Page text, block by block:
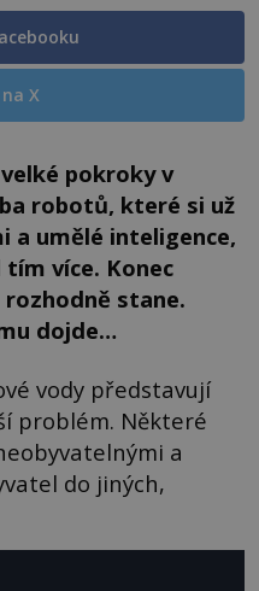
X
pokroky v
robotů, které si už
a umělé inteligence,
více. Konec
stane.
dojde…
vody představují
problém. Některé
a
do jiných,